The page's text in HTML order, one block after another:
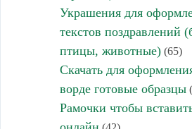
Украшения для
текстов поздравлений
птицы, животные)(65)
Скачать для
ворде готовые образцы
Рамочки чтобы